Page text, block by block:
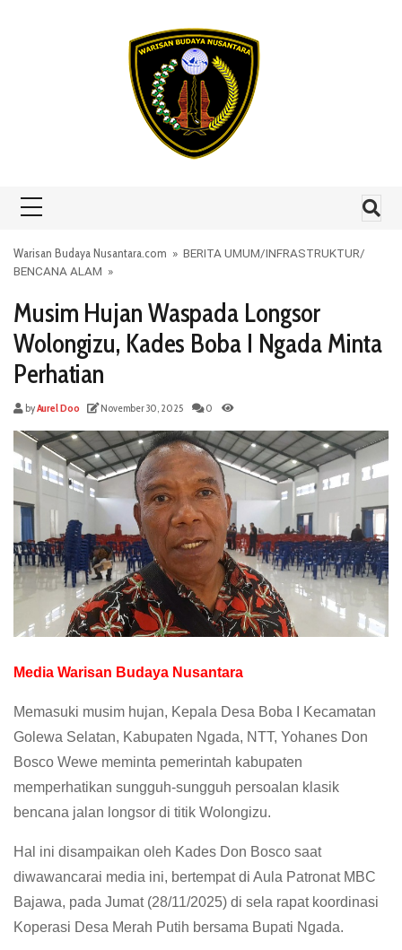
Warisan Budaya Nusantara.com » BERITA UMUM/INFRASTRUKTUR/
BENCANA ALAM »
Musim Hujan Waspada Longsor
Wolongizu, Kades Boba I Ngada Minta
Perhatian
byAurel Doo November 30, 2025 0
Media Warisan Budaya Nusantara
Memasuki musim hujan, Kepala Desa Boba I Kecamatan
Golewa Selatan, Kabupaten Ngada, NTT, Yohanes Don
Bosco Wewe meminta pemerintah kabupaten
memperhatikan sungguh-sungguh persoalan klasik
bencana jalan longsor di titik Wolongizu.
Hal ini disampaikan oleh Kades Don Bosco saat
diwawancarai media ini, bertempat di Aula Patronat MBC
Bajawa, pada Jumat (28/11/2025) di sela rapat koordinasi
Koperasi Desa Merah Putih bersama Bupati Ngada.